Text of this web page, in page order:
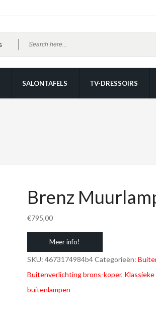
SALONTAFELS TV-DRESSOIRS
Brenz
€795,00
Meer info!
SKU: 4673174984b4Categorieën:
Buitenverlichting brons-koper,
buitenlampen